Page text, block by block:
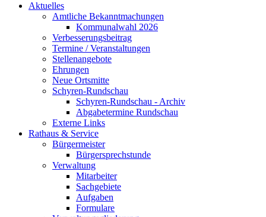
Aktuelles
Amtliche Bekanntmachungen
Kommunalwahl 2026
Verbesserungsbeitrag
Termine / Veranstaltungen
Stellenangebote
Ehrungen
Neue Ortsmitte
Schyren-Rundschau
Schyren-Rundschau - Archiv
Abgabetermine Rundschau
Externe Links
Rathaus & Service
Bürgermeister
Bürgersprechstunde
Verwaltung
Mitarbeiter
Sachgebiete
Aufgaben
Formulare